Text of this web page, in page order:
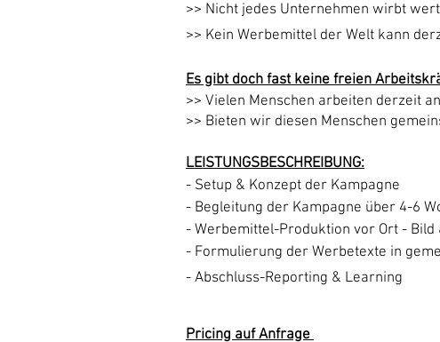
>> Nicht jedes Unternehmen wirbt
>> Kein Werbemittel der Welt kann
Es gibt dochfastkeine freien
>> Vielen Menschen arbeiten derzeit
>> Bieten wir diesen Menschen
LEISTUNGSBESCHREIBUNG:
- Setup & Konzept der Kampagne
- Begleitung der Kampagne über 4-6
- Werbemittel-Produktion vor Ort - Bild
- Formulierung der Werbetexte in
- Abschluss-Reporting & Learning
Pricing auf Anfrage